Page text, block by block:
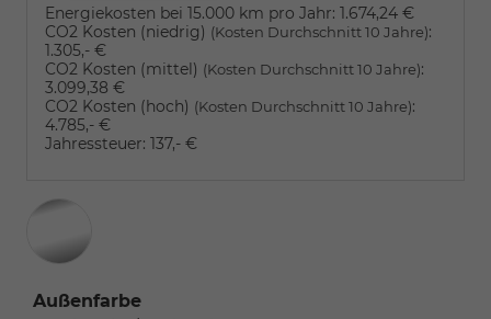
Energiekosten bei 15.000 km pro Jahr: 1.674,24 €
CO2 Kosten (niedrig) (Kosten Durchschnitt 10 Jahre):
1.305,- €
CO2 Kosten (mittel) (Kosten Durchschnitt 10 Jahre):
3.099,38 €
CO2 Kosten (hoch) (Kosten Durchschnitt 10 Jahre):
4.785,- €
Jahressteuer: 137,- €
Außenfarbe